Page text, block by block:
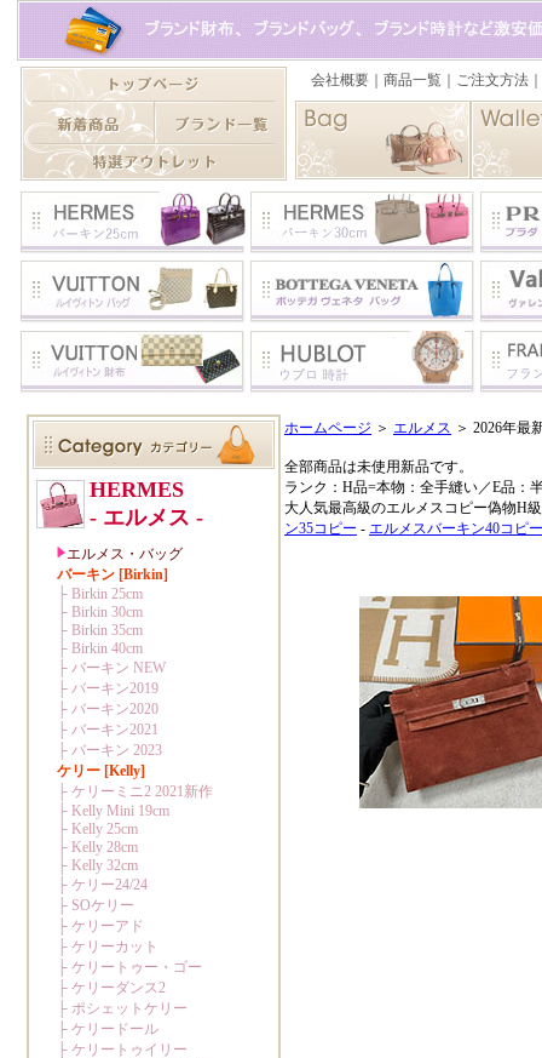
ホームページ ＞ エルメス ＞ 2026年
全部商品は未使用新品です。
ランク：H品=本物：全手縫い／E品：
大人気最高級のエルメスコピー偽物H
ン35コピー - エルメスバーキン40コピー